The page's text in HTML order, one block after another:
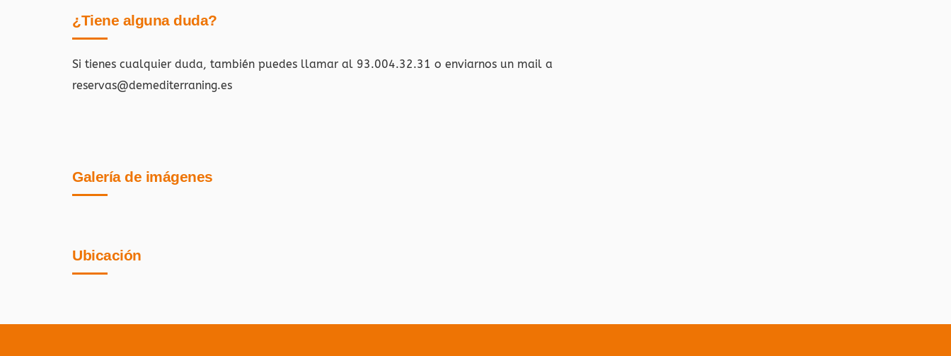
¿Tiene alguna duda?
Si tienes cualquier duda, también puedes llamar al 93.004.32.31 o enviarnos un mail a
reservas@demediterraning.es
Galería de imágenes
Ubicación